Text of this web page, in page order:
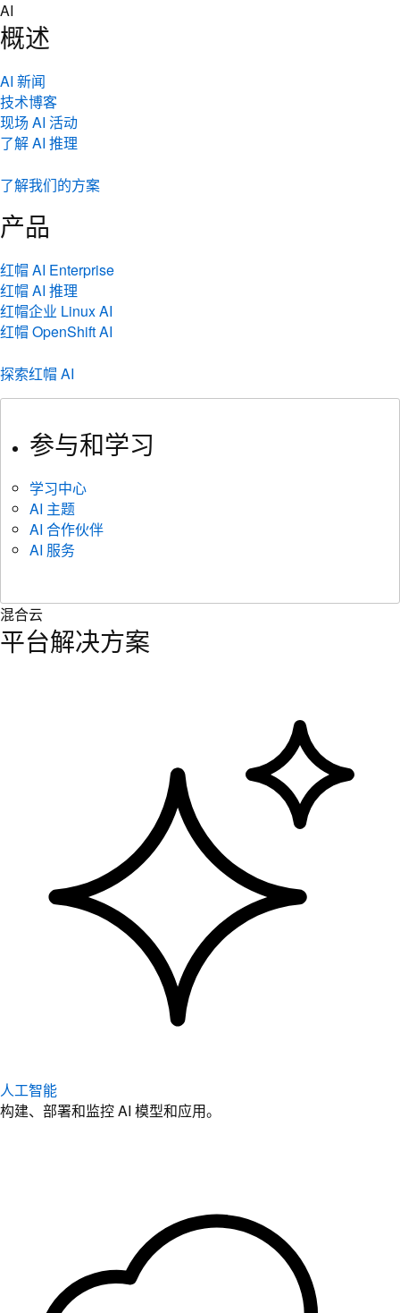
Skip
to
content
AI
概述
AI 新闻
技术博客
现场 AI 活动
了解 AI 推理
了解我们的方案
产品
红帽 AI Enterprise
红帽 AI 推理
红帽企业 Linux AI
红帽 OpenShift AI
探索红帽 AI
参与和学习
学习中心
AI 主题
AI 合作伙伴
AI 服务
混合云
平台解决方案
人工智能
构建、部署和监控 AI 模型和应用。